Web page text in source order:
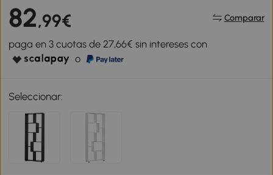
82,99€ Comparar
paga en 3 cuotas de 27,66€ sin intereses con
o
Seleccionar: